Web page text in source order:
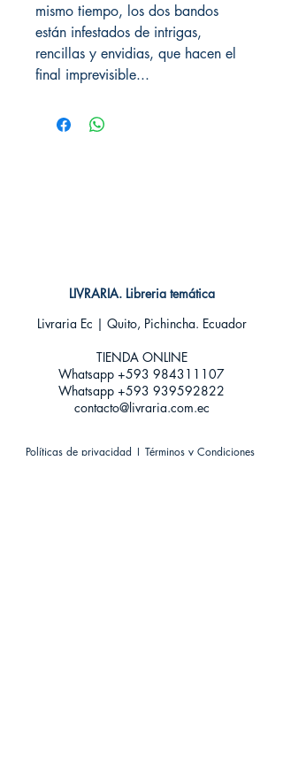
mismo tiempo, los dos bandos
están infestados de intrigas,
rencillas y envidias, que hacen el
final imprevisible...
LIVRARIA. Libreria temática
Livraria Ec | Quito, Pichincha. Ecuador
TIENDA ONLINE​
Whatsapp +593 984311107
Whatsapp +593 939592822
contacto@livraria.com.ec
Políticas de privacidad | Términos y Condiciones